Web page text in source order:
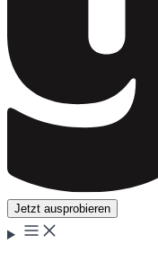
Jetzt ausprobieren